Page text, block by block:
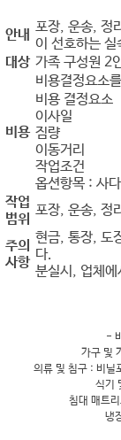
안내 포장, 운송, 정
이 선호하는
대상 가족 구성원 2
비용
비용결정요소
비용 결정요소
이사일
짐량
이동거리
작업조건
옵션항목 : 사
작업
범위
포장, 운송, 정리
주의
사항
현금, 통장, 도
다.
분실시, 업체
-
가구 및
의류 및 침구 : 비닐
식기
침대 매트
냉